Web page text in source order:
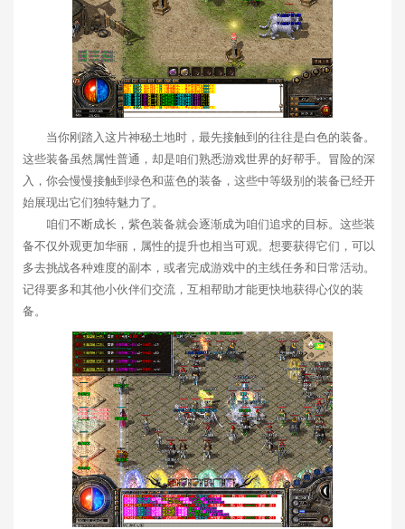
当你刚踏入这片神秘土地时，最先接触到的往往是白色的装备。
这些装备虽然属性普通，却是咱们熟悉游戏世界的好帮手。冒险的深
入，你会慢慢接触到绿色和蓝色的装备，这些中等级别的装备已经开
始展现出它们独特魅力了。
咱们不断成长，紫色装备就会逐渐成为咱们追求的目标。这些装
备不仅外观更加华丽，属性的提升也相当可观。想要获得它们，可以
多去挑战各种难度的副本，或者完成游戏中的主线任务和日常活动。
记得要多和其他小伙伴们交流，互相帮助才能更快地获得心仪的装
备。